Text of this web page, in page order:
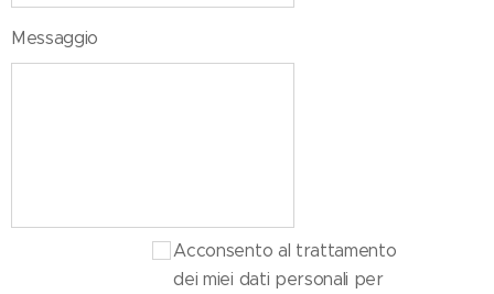
Messaggio
Acconsento al trattamento
dei miei dati personali per